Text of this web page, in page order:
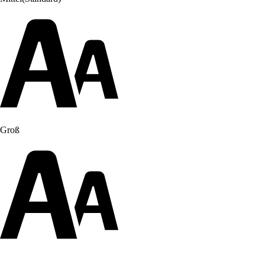
Groß